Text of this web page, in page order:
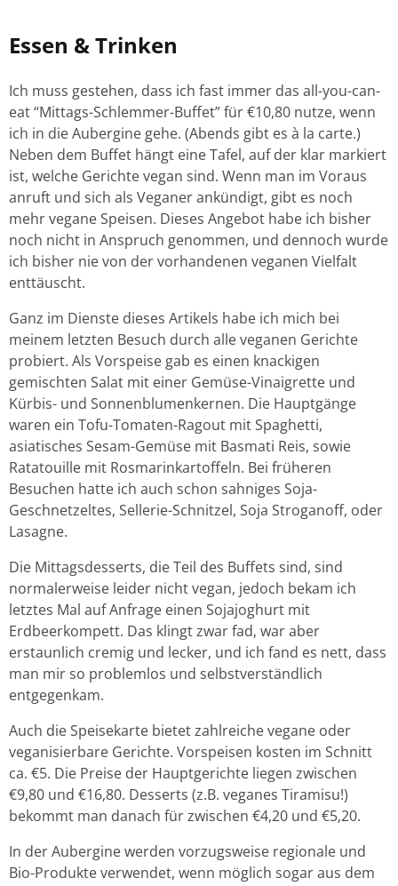
Essen & Trinken
Ich muss gestehen, dass ich fast immer das all-you-can-
eat “Mittags-Schlemmer-Buffet” für €10,80 nutze, wenn
ich in die Aubergine gehe. (Abends gibt es à la carte.)
Neben dem Buffet hängt eine Tafel, auf der klar markiert
ist, welche Gerichte vegan sind. Wenn man im Voraus
anruft und sich als Veganer ankündigt, gibt es noch
mehr vegane Speisen. Dieses Angebot habe ich bisher
noch nicht in Anspruch genommen, und dennoch wurde
ich bisher nie von der vorhandenen veganen Vielfalt
enttäuscht.
Ganz im Dienste dieses Artikels habe ich mich bei
meinem letzten Besuch durch alle veganen Gerichte
probiert. Als Vorspeise gab es einen knackigen
gemischten Salat mit einer Gemüse-Vinaigrette und
Kürbis- und Sonnenblumenkernen. Die Hauptgänge
waren ein Tofu-Tomaten-Ragout mit Spaghetti,
asiatisches Sesam-Gemüse mit Basmati Reis, sowie
Ratatouille mit Rosmarinkartoffeln. Bei früheren
Besuchen hatte ich auch schon sahniges Soja-
Geschnetzeltes, Sellerie-Schnitzel, Soja Stroganoff, oder
Lasagne.
Die Mittagsdesserts, die Teil des Buffets sind, sind
normalerweise leider nicht vegan, jedoch bekam ich
letztes Mal auf Anfrage einen Sojajoghurt mit
Erdbeerkompett. Das klingt zwar fad, war aber
erstaunlich cremig und lecker, und ich fand es nett, dass
man mir so problemlos und selbstverständlich
entgegenkam.
Auch die Speisekarte bietet zahlreiche vegane oder
veganisierbare Gerichte. Vorspeisen kosten im Schnitt
ca. €5. Die Preise der Hauptgerichte liegen zwischen
€9,80 und €16,80. Desserts (z.B. veganes Tiramisu!)
bekommt man danach für zwischen €4,20 und €5,20.
In der Aubergine werden vorzugsweise regionale und
Bio-Produkte verwendet, wenn möglich sogar aus dem